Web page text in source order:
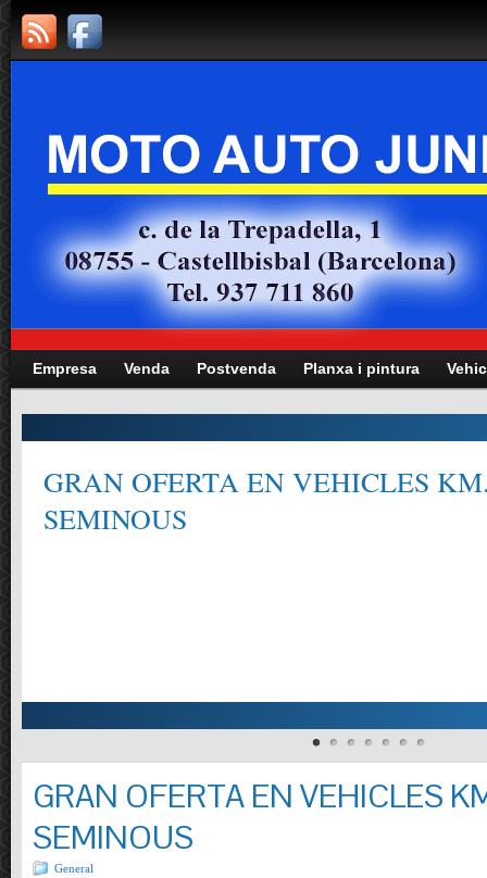
Empresa Venda Postvenda Planxa i pintura
Manteniment totes les marques i
CONSULTI´NS ELS REQUISITS DELS MANTENIMENTS SEGONS EL
MODELS, TURISMES I VEHICLES COMERCIALS PRESSUPOSTOS
GRAN OFERTA EN VEHICLES
SEMINOUS
General